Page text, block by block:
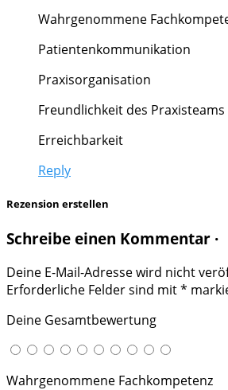
Wahrgenommene
Patientenkommunikation
Praxisorganisation
Freundlichkeit des Praxisteams
Erreichbarkeit
Reply
Rezension erstellen
Schreibe einen Kommentar ·
Deine E-Mail-Adresse wird nicht
Erforderliche Felder sind mit*
Deine Gesamtbewertung
Wahrgenommene Fachkompetenz